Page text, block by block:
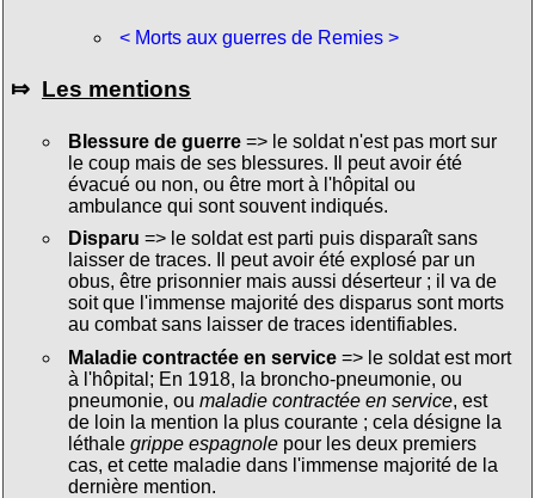
< Morts aux guerres de Remies >
⤇ Les mentions
Blessure de guerre=> le soldat n'est pas mort sur
le coup mais de ses blessures. Il peut avoir été
évacué ou non, ou être mort à l'hôpital ou
ambulance qui sont souvent indiqués.
Disparu => le soldat est parti puis disparaît sans
laisser de traces. Il peut avoir été explosé par un
obus, être prisonnier mais aussi déserteur ; il va de
soit que l'immense majorité des disparus sont morts
au combat sans laisser de traces identifiables.
Maladie contractée en service=> le soldat est mort
à l'hôpital; En 1918, la broncho-pneumonie, ou
pneumonie, ou maladie contractée en service, est
de loin la mention la plus courante ; cela désigne la
léthale grippe espagnolepour les deux premiers
cas, et cette maladie dans l'immense majorité de la
dernière mention.